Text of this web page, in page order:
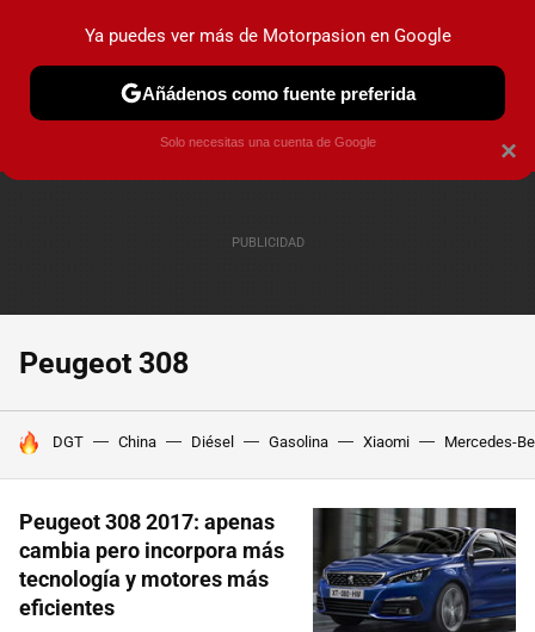
PRUEBAS COCHES ELÉCTRICOS OBSERVATORIO
Peugeot 308
HOY SE HABLA DE
DGT China Diésel Gasolina Xiaomi Mercedes-
Peugeot 308 2017: apenas
cambia pero incorpora más
tecnología y motores más
eficientes
×
Ya puedes ver más de Motorpasion en Google
Añádenos como fuente preferida
Solo necesitas una cuenta de Google